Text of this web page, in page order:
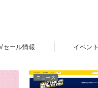
セール情報 イベント
ニュース